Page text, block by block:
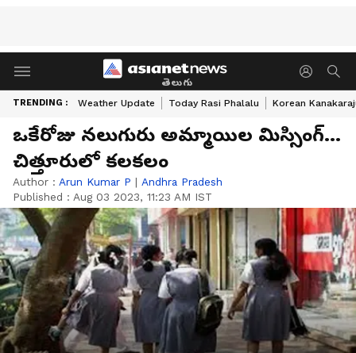
తెలుగు
TRENDING : Weather Update Today Rasi Phalalu Korean
ఒకేరోజు నలుగురు అమ్మాయిల మిస్సింగ్...
చిత్తూరులో కలకలం
Author : Arun Kumar P | Andhra Pradesh
Published : Aug 03 2023, 11:23 AM IST